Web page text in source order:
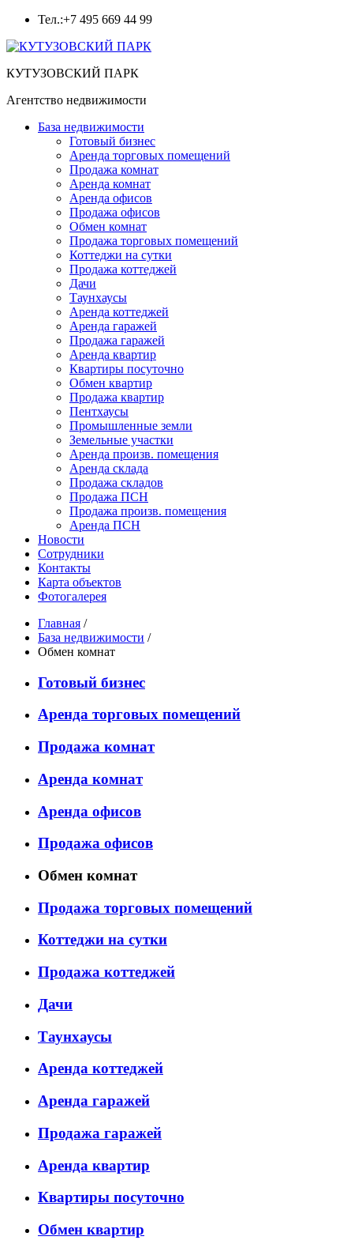
Тел.:+7 495 669 44 99
КУТУЗОВСКИЙ ПАРК
Агентство недвижимости
База недвижимости
Готовый бизнес
Аренда торговых помещений
Продажа комнат
Аренда комнат
Аренда офисов
Продажа офисов
Обмен комнат
Продажа торговых помещений
Коттеджи на сутки
Продажа коттеджей
Дачи
Таунхаусы
Аренда коттеджей
Аренда гаражей
Продажа гаражей
Аренда квартир
Квартиры посуточно
Обмен квартир
Продажа квартир
Пентхаусы
Промышленные земли
Земельные участки
Аренда произв. помещения
Аренда склада
Продажа складов
Продажа ПСН
Продажа произв. помещения
Аренда ПСН
Новости
Сотрудники
Контакты
Карта объектов
Фотогалерея
Главная /
База недвижимости /
Обмен комнат
Готовый бизнес
Аренда торговых помещений
Продажа комнат
Аренда комнат
Аренда офисов
Продажа офисов
Обмен комнат
Продажа торговых помещений
Коттеджи на сутки
Продажа коттеджей
Дачи
Таунхаусы
Аренда коттеджей
Аренда гаражей
Продажа гаражей
Аренда квартир
Квартиры посуточно
Обмен квартир